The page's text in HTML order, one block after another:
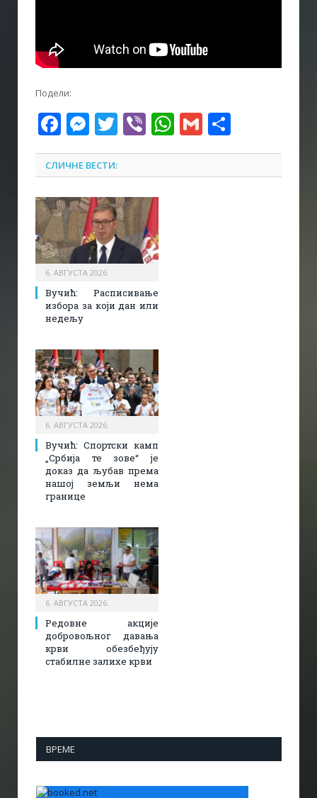
Подели:
Facebook
Messenger
Twitter
ViberWhatsApp
Gmail
СЛИЧНЕ ВЕСТИ:
6. АВГУСТА 2026.
Вучић: Расписивање
избора за који дан или
недељу
6. АВГУСТА 2026.
Вучић: Спортски камп
„Србија те зове“ је
доказ да љубав према
нашој земљи нема
границе
6. АВГУСТА 2026.
Редовне акције
добровољног давања
крви обезбеђују
стабилне залихе крви
ВРЕМЕ